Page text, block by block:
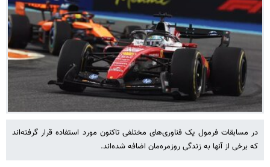
در مسابقات فرمول یک فناوری‌های مختلفی تاکنون مورد استفاده قرار گرفته‌اند
که برخی از آنها به زندگی روزمره‌مان اضافه شده‌اند.